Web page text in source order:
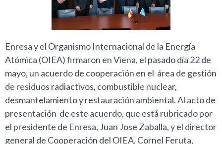
Enresa y el Organismo Internacional de la Energía
Atómica (OIEA) firmaron en Viena, el pasado día 22 de
mayo, un acuerdo de cooperación en el área de gestión
de residuos radiactivos, combustible nuclear,
desmantelamiento y restauración ambiental. Al acto de
presentación de este acuerdo, que está rubricado por
el presidente de Enresa, Juan Jose Zaballa, y el director
general de Cooperación del OIEA, Cornel Feruta,